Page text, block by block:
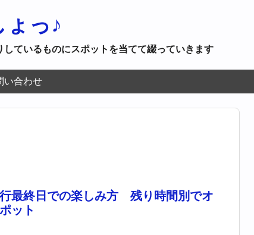
っ♪
ているものにスポットを当てて綴っていきます
い合わせ
最終日での楽しみ方 残り時間別でオ
ット